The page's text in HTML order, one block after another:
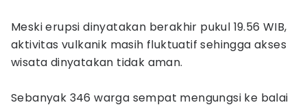
Meski erupsi dinyatakan berakhir pukul 19.56 WIB,
aktivitas vulkanik masih fluktuatif sehingga akses
wisata dinyatakan tidak aman.
Sebanyak 346 warga sempat mengungsi ke balai